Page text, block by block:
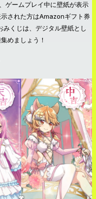
ゲームプレイ中に壁紙が表示
された方はAmazonギフト券
みくじは、デジタル壁紙とし
めましょう！